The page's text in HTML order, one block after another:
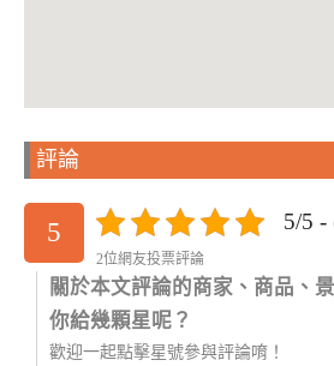
評論
5 5/5 -
2位網友投票評論
關於本文評論的商家、商品、
你給幾顆星呢？
歡迎一起點擊星號參與評論唷！